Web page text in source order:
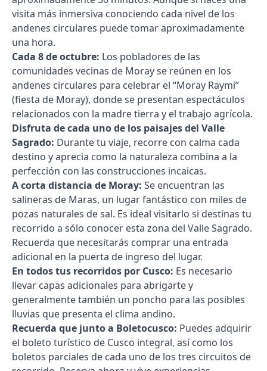
visita más inmersiva conociendo cada nivel de los
andenes circulares puede tomar aproximadamente
una hora.
Cada 8 de octubre: Los pobladores de las
comunidades vecinas de Moray se reúnen en los
andenes circulares para celebrar el “Moray Raymi”
(fiesta de Moray), donde se presentan espectáculos
relacionados con la madre tierra y el trabajo agrícola.
Disfruta de cada uno de los paisajes del Valle
Sagrado: Durante tu viaje, recorre con calma cada
destino y aprecia como la naturaleza combina a la
perfección con las construcciones incaicas.
A corta distancia de Moray: Se encuentran las
salineras de Maras, un lugar fantástico con miles de
pozas naturales de sal. Es ideal visitarlo si destinas tu
recorrido a sólo conocer esta zona del Valle Sagrado.
Recuerda que necesitarás comprar una entrada
adicional en la puerta de ingreso del lugar.
En todos tus recorridos por Cusco: Es necesario
llevar capas adicionales para abrigarte y
generalmente también un poncho para las posibles
lluvias que presenta el clima andino.
Recuerda que junto a Boletocusco: Puedes adquirir
el boleto turístico de Cusco integral, así como los
boletos parciales de cada uno de los tres circuitos de